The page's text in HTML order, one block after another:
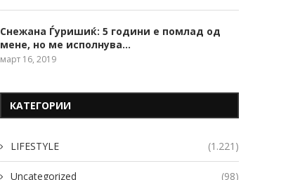
Снежана Ѓуришиќ: 5 години е помлад од
мене, но ме исполнува…
март 16, 2019
КАТЕГОРИИ
LIFESTYLE (1.221)
Uncategorized (98)